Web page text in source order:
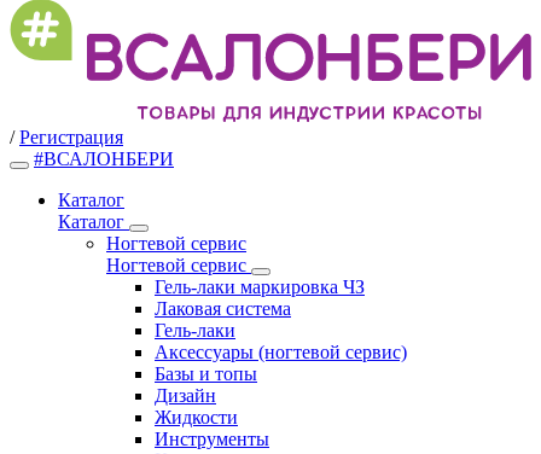
/ Регистрация
#ВСАЛОНБЕРИ
Каталог
Каталог
Ногтевой сервис
Ногтевой сервис
Гель-лаки маркировка ЧЗ
Лаковая система
Гель-лаки
Аксессуары (ногтевой сервис)
Базы и топы
Дизайн
Жидкости
Инструменты